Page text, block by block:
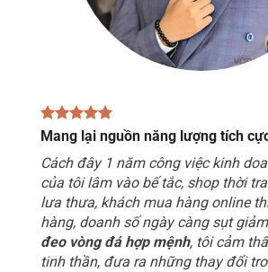
Mang lại nguồn năng lượng tích
Cách đây 1 năm công việc kinh
của tôi lâm vào bế tắc, shop thời
lưa thưa, khách mua hàng online
hàng, doanh số ngày càng sụt
đeo vòng đá hợp mệnh, tôi cảm
tinh thần, đưa ra những thay đổi